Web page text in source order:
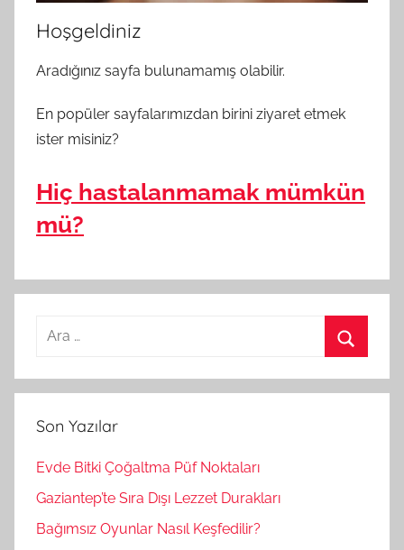
Hoşgeldiniz
Aradığınız sayfa bulunamamış olabilir.
En popüler sayfalarımızdan birini ziyaret etmek
ister misiniz?
Hiç hastalanmamak mümkün
mü?
a
a
r
Son Yazılar
Evde Bitki Çoğaltma Püf Noktaları
Gaziantep’te Sıra Dışı Lezzet Durakları
Bağımsız Oyunlar Nasıl Keşfedilir?